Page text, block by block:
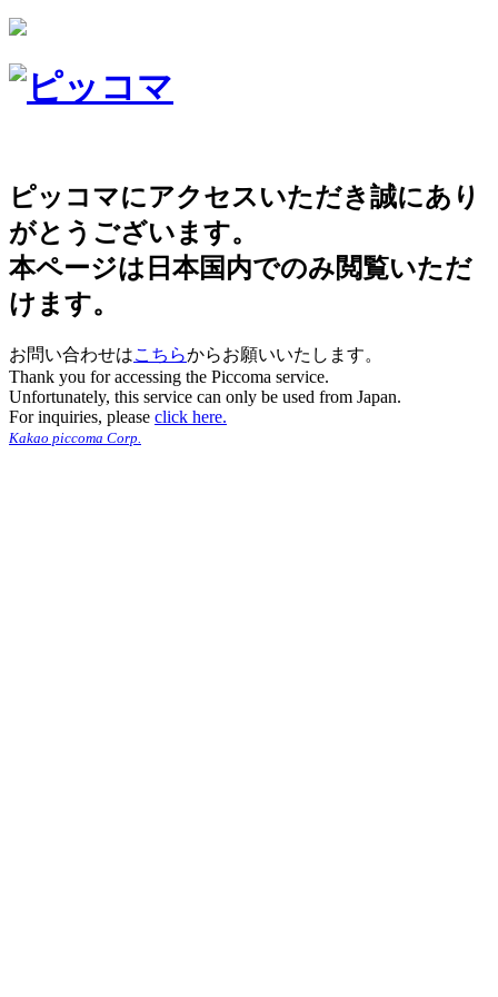
ピッコマにアクセスいただき誠にあり
がとうございます。
本ページは日本国内でのみ閲覧いただ
けます。
お問い合わせはこちらからお願いいたします。
Thank you for accessing the Piccoma service.
Unfortunately, this service can only be used from Japan.
For inquiries, please click here.
Kakao piccoma Corp.